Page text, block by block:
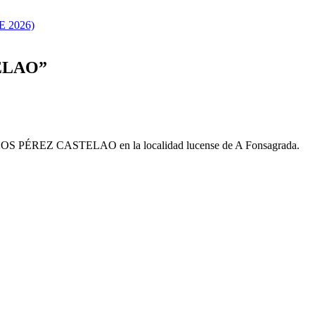
2026)
PÉREZ CASTELAO en la localidad lucense de A Fonsagrada.